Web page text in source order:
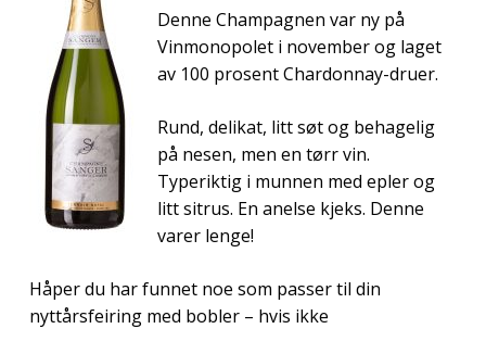
Denne Champagnen var ny på
Vinmonopolet i november og laget
av 100 prosent Chardonnay-druer.
Rund, delikat, litt søt og behagelig
på nesen, men en tørr vin.
Typeriktig i munnen med epler og
litt sitrus. En anelse kjeks. Denne
varer lenge!
Håper du har funnet noe som passer til din
nyttårsfeiring med bobler – hvis ikke